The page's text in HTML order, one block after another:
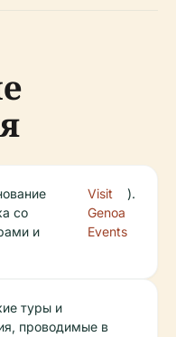
со
и
Visit
Genoa
Events
).
туры и
проводимые в